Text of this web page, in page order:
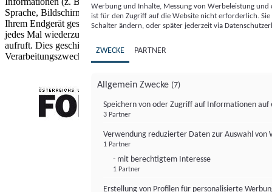
Sprache, Bildschirmgröße, unterstützte Technologien usw.) auf
Ihrem Endgerät gespeichert oder von dort ausgelesen werden, um es
jedes Mal wiederzuerkennen, wenn es eine App oder einer Webseite
aufruft. Dies geschieht für einen oder mehrere der hier aufgeführten
Verarbeitungszwecke.
Werbung und Inhalte, Messung von Werbeleistung
ist für den Zugriff auf die Website nicht erforderlich.
Schalter ändern, oder später jederzeit via
ZWECKE PARTNER
Allgemein Zwecke (7)
Speichern von oder Zugriff auf Informationen auf
3 Partner
Verwendung reduzierter Daten zur Auswahl von
1 Partner
- mit berechtigtem Interesse
1 Partner
Erstellung von Profilen für personalisierte
FONDS professionell